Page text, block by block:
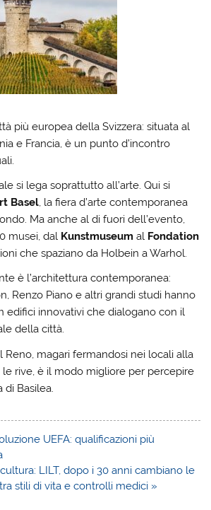
più europea della Svizzera: situata al
e Francia, è un punto d’incontro
si lega soprattutto all’arte. Qui si
Basel, la fiera d’arte contemporanea
Ma anche al di fuori dell’evento,
musei, dal Kunstmuseum al Fondation
che spaziano da Holbein a Warhol.
è l’architettura contemporanea:
Renzo Piano e altri grandi studi hanno
edifici innovativi che dialogano con il
della città.
Reno, magari fermandosi nei locali alla
rive, è il modo migliore per percepire
di Basilea.
UEFA: qualificazioni più
LILT, dopo i 30 anni cambiano le
stili di vita e controlli medici »